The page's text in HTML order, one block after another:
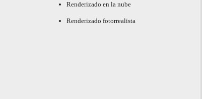
Renderizado en la nube
Renderizado fotorrealista